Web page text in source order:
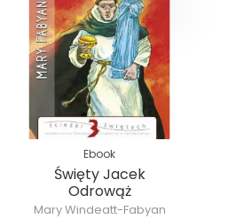
Ebook
Święty Jacek
Odrowąż
Mary Windeatt-Fabyan